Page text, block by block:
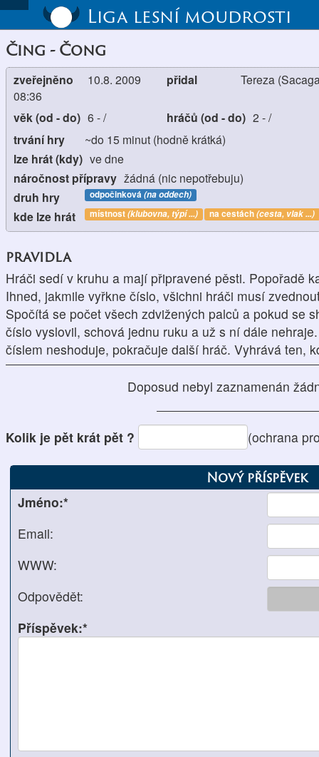
Liga lesní moudrosti
Čing - Čong
zveřejněno
10.8. 2009
08:36
přidal Tereza
věk (od - do) 6 -/ hráčů (od - do) 2 -/
trvání hry ~do 15 minut (hodně krátká)
lze hrát (kdy) ve dne
náročnost přípravy žádná (nic nepotřebuju)
druh hry odpočinková(na oddech)
kde lze hrát místnost(klubovna, týpí ...) na cestách(cesta, vlak ...)
pravidla
Hráči sedí v kruhu a mají připravené pěsti. Popořadě
Ihned, jakmile vyřkne číslo, všichni hráči musí
Spočítá se počet všech zdvižených palců a pokud se
číslo vyslovil, schová jednu ruku a už s ní dále
číslem neshoduje, pokračuje další hráč. Vyhrává ten,
Doposud nebyl zaznamenán
Kolik je pět krát pět ? (ochrana
Nový příspěvek
Jméno:*
Email:
WWW:
Odpovědět:
Příspěvek:*